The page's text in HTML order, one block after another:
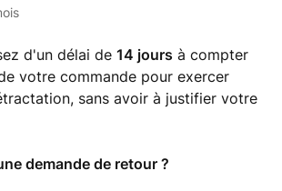
d'un délai de 14 jours à compter
votre commande pour exercer
sans avoir à justifier votre
demande de retour ?